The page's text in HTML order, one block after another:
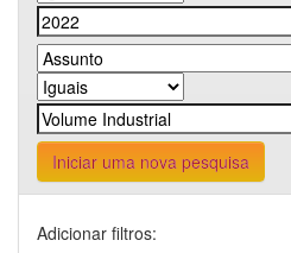
Iniciar uma nova pesquisa
Adicionar filtros: